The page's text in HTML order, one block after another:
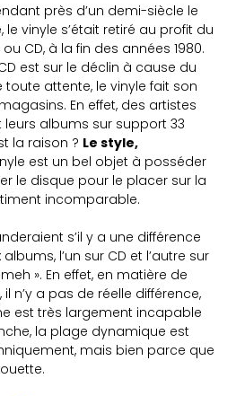
près d’un demi-siècle le
vinyle s’était retiré au profit du
CD, à la fin des années 1980.
est sur le déclin à cause du
attente, le vinyle fait son
En effet, des artistes
albums sur support 33
la raison ? Le style,
est un bel objet à posséder
le disque pour le placer sur la
incomparable.
s’il y a une différence
l’un sur CD et l’autre sur
». En effet, en matière de
n’y a pas de réelle différence,
est très largement incapable
la plage dynamique est
mais bien parce que